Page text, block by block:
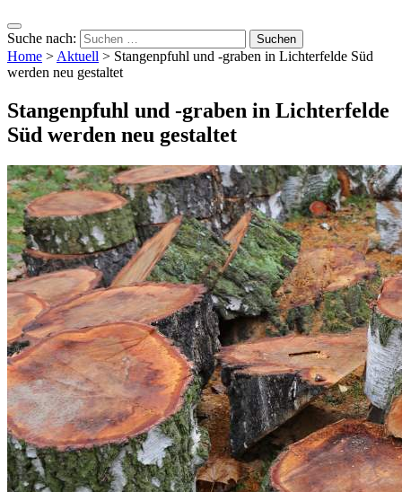
Suche nach:
Home > Aktuell > Stangenpfuhl und -graben in Lichterfelde Süd
werden neu gestaltet
Stangenpfuhl und -graben in Lichterfelde
Süd werden neu gestaltet